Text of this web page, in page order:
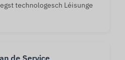
technologesch Léisunge